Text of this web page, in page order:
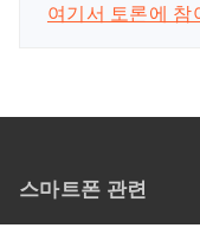
여기서 토론에
스마트폰 관련